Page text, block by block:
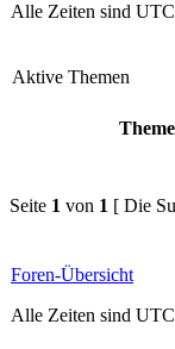
Alle Zeiten sind
Aktive Themen
Seite 1 von 1 [ Die
Foren-Übersicht
Alle Zeiten sind